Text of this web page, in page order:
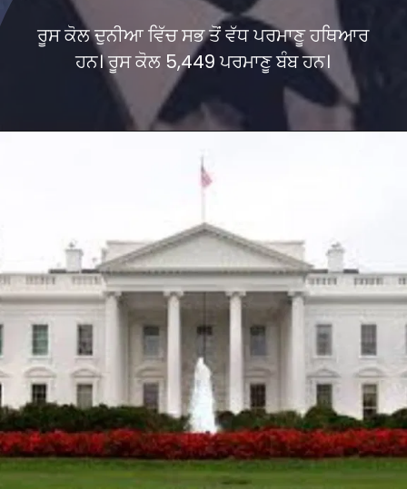
ਰੂਸ ਕੋਲ ਦੁਨੀਆ ਵਿੱਚ ਸਭ ਤੋਂ ਵੱਧ ਪਰਮਾਣੂ ਹਥਿਆਰ
ਹਨ। ਰੂਸ ਕੋਲ 5,449 ਪਰਮਾਣੂ ਬੰਬ ਹਨ।